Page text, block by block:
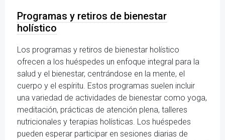
Programas y retiros de bienestar
holístico
Los programas y retiros de bienestar holístico
ofrecen a los huéspedes un enfoque integral para la
salud y el bienestar, centrándose en la mente, el
cuerpo y el espíritu. Estos programas suelen incluir
una variedad de actividades de bienestar como yoga,
meditación, prácticas de atención plena, talleres
nutricionales y terapias holísticas. Los huéspedes
pueden esperar participar en sesiones diarias de